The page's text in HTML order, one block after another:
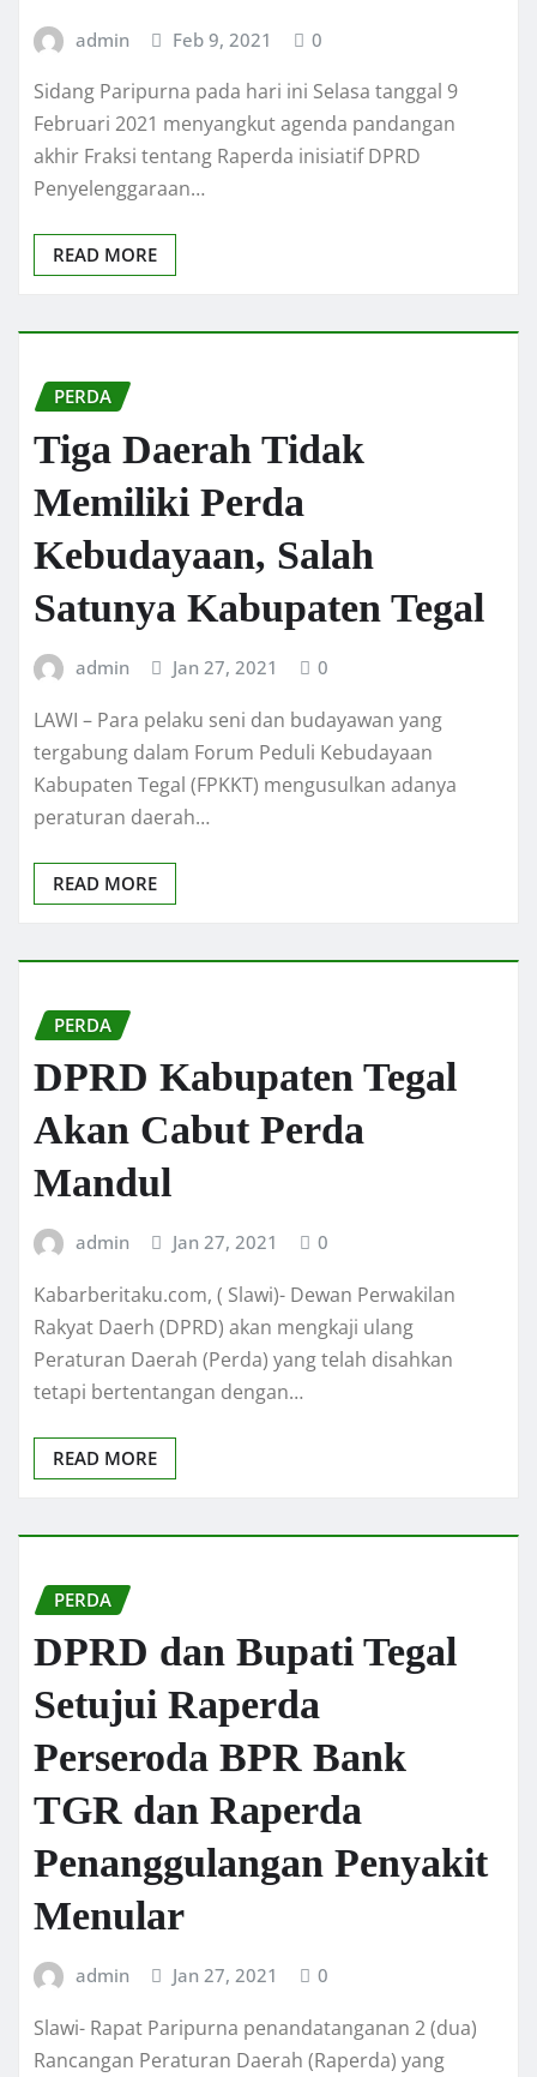
admin Feb 9, 2021 0
Sidang Paripurna pada hari ini Selasa tanggal 9
Februari 2021 menyangkut agenda pandangan
akhir Fraksi tentang Raperda inisiatif DPRD
Penyelenggaraan…
READ MORE
PERDA
Tiga Daerah Tidak
Memiliki Perda
Kebudayaan, Salah
Satunya Kabupaten Tegal
admin Jan 27, 2021 0
LAWI – Para pelaku seni dan budayawan yang
tergabung dalam Forum Peduli Kebudayaan
Kabupaten Tegal (FPKKT) mengusulkan adanya
peraturan daerah…
READ MORE
PERDA
DPRD Kabupaten Tegal
Akan Cabut Perda
Mandul
admin Jan 27, 2021 0
Kabarberitaku.com, ( Slawi)- Dewan Perwakilan
Rakyat Daerh (DPRD) akan mengkaji ulang
Peraturan Daerah (Perda) yang telah disahkan
tetapi bertentangan dengan…
READ MORE
PERDA
DPRD dan Bupati Tegal
Setujui Raperda
Perseroda BPR Bank
TGR dan Raperda
Penanggulangan Penyakit
Menular
admin Jan 27, 2021 0
Slawi- Rapat Paripurna penandatanganan 2 (dua)
Rancangan Peraturan Daerah (Raperda) yang